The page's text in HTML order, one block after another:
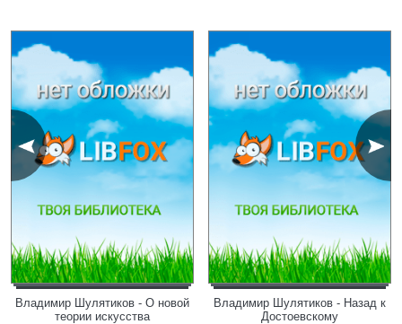
Владимир Шулятиков - О новой
теории искусства
Владимир Шулятиков - Назад к
Достоевскому